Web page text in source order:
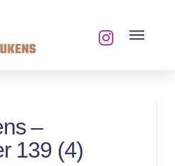
–
139 (4)